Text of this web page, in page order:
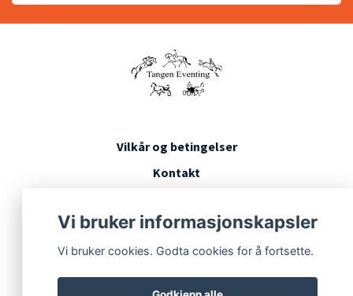
Vilkår og betingelser
Kontakt
Vi bruker informasjonskapsler
Vi bruker cookies. Godta cookies for å fortsette.